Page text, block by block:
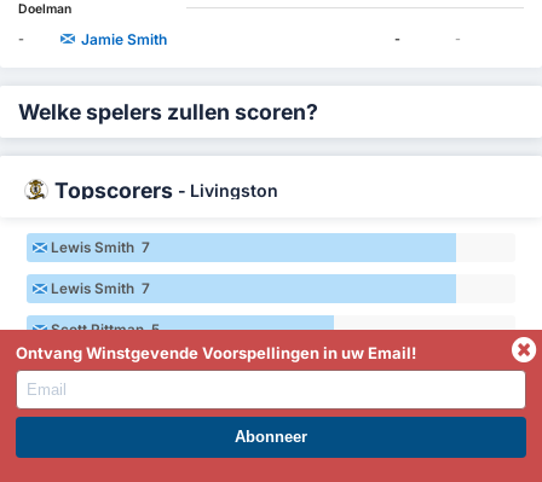
Doelman
-
Jamie Smith - -
Welke spelers zullen scoren?
Topscorers - Livingston
Lewis Smith 7
Lewis Smith 7
Scott Pittman 5
Scott Pittman 5
Robbie Muirhead 5
WORD PREMIUM EN PROFITEER NU!
Ontvang Winstgevende Voorspellingen in uw Email!